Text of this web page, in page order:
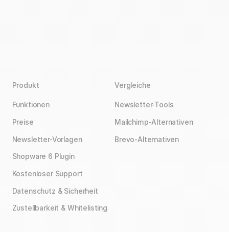
Produkt
Funktionen
Preise
Newsletter-Vorlagen
Shopware 6 Plugin
Kostenloser Support
Datenschutz & Sicherheit
Zustellbarkeit & Whitelisting
Vergleiche
Newsletter-Tools
Mailchimp-Alternativen
Brevo-Alternativen